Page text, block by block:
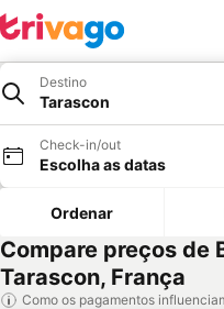
Destino
Tarascon
Check-in/out
Escolha as datas
Ordenar
Compare preços de
Tarascon, França
Como os pagamentos